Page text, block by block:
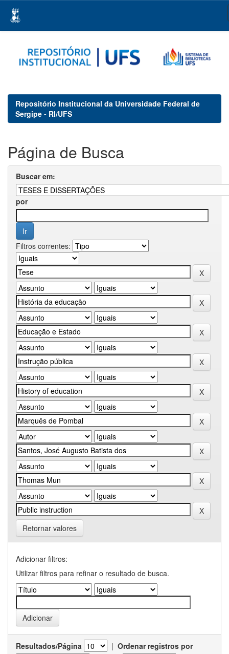
navigation
Repositório Institucional da Universidade Federal de
Sergipe - RI/UFS
Página de Busca
Buscar em:
por
Filtros correntes:
Retornar valores
Adicionar filtros:
Utilizar filtros para refinar o resultado de busca.
Resultados/Página | Ordenar registros por